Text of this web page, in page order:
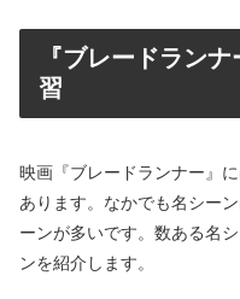
『ブレードラン
習
映画『ブレードランナー』
あります。なかでも名シー
ーンが多いです。数ある名
ンを紹介します。